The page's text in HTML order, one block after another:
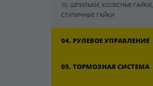
10. ШПИЛЬКИ, КОЛЕСНЫЕ ГАЙКИ,
СТУПИЧНЫЕ ГАЙКИ
04. РУЛЕВОЕ УПРАВЛЕНИЕ
05. ТОРМОЗНАЯ СИСТЕМА